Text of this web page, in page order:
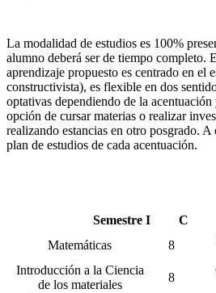
La modalidad de estudios es 100%
alumno deberá ser de tiempo completo.
aprendizaje propuesto es centrado en el
constructivista), es flexible en dos
optativas dependiendo de la
opción de cursar materias o realizar
realizando estancias en otro posgrado. A
plan de estudios de cada acentuación.
Semestre I
C
Matemáticas
8
Introducción a la Ciencia
de los materiales
8